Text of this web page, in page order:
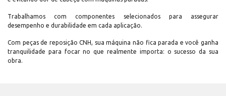
Trabalhamos com componentes selecionados para assegurar
desempenho e durabilidade em cada aplicação.
Com peças de reposição CNH, sua máquina não fica parada e você ganha
tranquilidade para focar no que realmente importa: o sucesso da sua
obra.